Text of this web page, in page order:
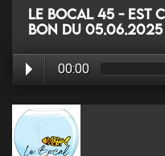
Le Bocal 45 - Est
bon du 05.06.2025
00:00